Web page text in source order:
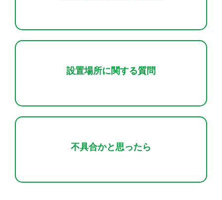
設置場所に関する質問
不具合かと思ったら